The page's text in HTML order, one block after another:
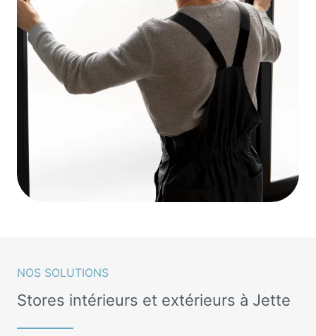
NOS SOLUTIONS
Stores intérieurs et extérieurs à Jette